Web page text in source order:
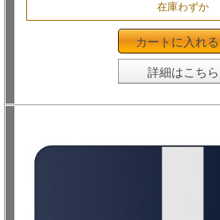
在庫わずか
カートに入れる
詳細はこちら